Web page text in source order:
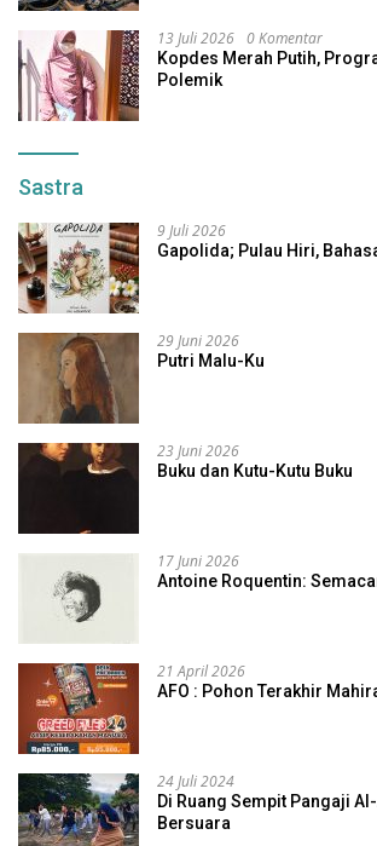
13 Juli 2026 0 Komentar
Kopdes Merah Putih,
Polemik
Sastra
9 Juli 2026
Gapolida; Pulau Hiri,
29 Juni 2026
Putri Malu-Ku
23 Juni 2026
Buku dan Kutu-Kutu Buku
17 Juni 2026
Antoine Roquentin:
21 April 2026
AFO : Pohon Terakhir
24 Juli 2024
Di Ruang Sempit Pangaji
Bersuara